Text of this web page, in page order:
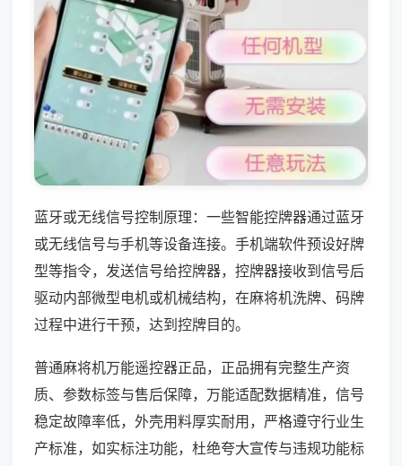
蓝牙或无线信号控制原理：一些智能控牌器通过蓝牙
或无线信号与手机等设备连接。手机端软件预设好牌
型等指令，发送信号给控牌器，控牌器接收到信号后
驱动内部微型电机或机械结构，在麻将机洗牌、码牌
过程中进行干预，达到控牌目的。
普通麻将机万能遥控器正品，正品拥有完整生产资
质、参数标签与售后保障，万能适配数据精准，信号
稳定故障率低，外壳用料厚实耐用，严格遵守行业生
产标准，如实标注功能，杜绝夸大宣传与违规功能标